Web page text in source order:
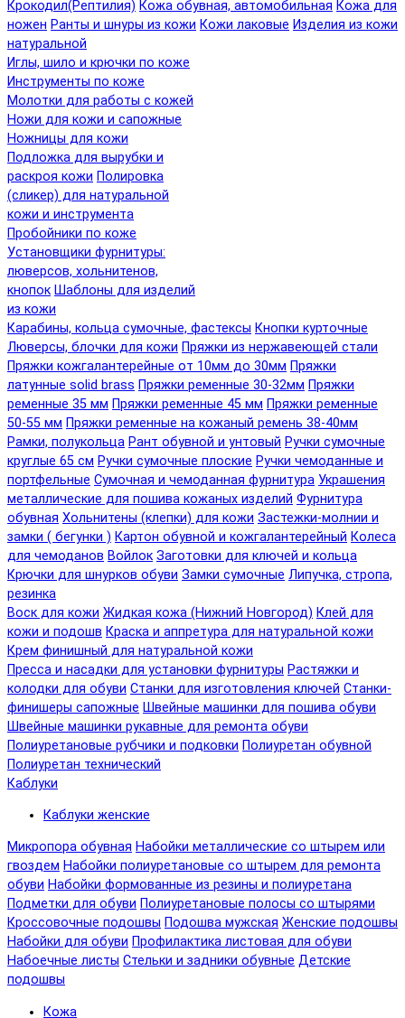
Крокодил(Рептилия) Кожа обувная, автомобильная Кожа для
ножен Ранты и шнуры из кожи Кожи лаковые Изделия из кожи
натуральной
Иглы, шило и крючки по коже
Инструменты по коже
Молотки для работы с кожей
Ножи для кожи и сапожные
Ножницы для кожи
Подложка для вырубки и
раскроя кожи Полировка
(сликер) для натуральной
кожи и инструмента
Пробойники по коже
Установщики фурнитуры:
люверсов, хольнитенов,
кнопок Шаблоны для изделий
из кожи
Карабины, кольца сумочные, фастексы Кнопки курточные
Люверсы, блочки для кожи Пряжки из нержавеющей стали
Пряжки кожгалантерейные от 10мм до 30мм Пряжки
латунные solid brass Пряжки ременные 30-32мм Пряжки
ременные 35 мм Пряжки ременные 45 мм Пряжки ременные
50-55 мм Пряжки ременные на кожаный ремень 38-40мм
Рамки, полукольца Рант обувной и унтовый Ручки сумочные
круглые 65 см Ручки сумочные плоские Ручки чемоданные и
портфельные Сумочная и чемоданная фурнитура Украшения
металлические для пошива кожаных изделий Фурнитура
обувная Хольнитены (клепки) для кожи Застежки-молнии и
замки ( бегунки ) Картон обувной и кожгалантерейный Колеса
для чемоданов Войлок Заготовки для ключей и кольца
Крючки для шнурков обуви Замки сумочные Липучка, стропа,
резинка
Воск для кожи Жидкая кожа (Нижний Новгород) Клей для
кожи и подошв Краска и аппретура для натуральной кожи
Крем финишный для натуральной кожи
Пресса и насадки для установки фурнитуры Растяжки и
колодки для обуви Станки для изготовления ключей Станки-
финишеры сапожные Швейные машинки для пошива обуви
Швейные машинки рукавные для ремонта обуви
Полиуретановые рубчики и подковки Полиуретан обувной
Полиуретан технический
Каблуки
Каблуки женские
Микропора обувная Набойки металлические со штырем или
гвоздем Набойки полиуретановые со штырем для ремонта
обуви Набойки формованные из резины и полиуретана
Подметки для обуви Полиуретановые полосы со штырями
Кроссовочные подошвы Подошва мужская Женские подошвы
Набойки для обуви Профилактика листовая для обуви
Набоечные листы Стельки и задники обувные Детские
подошвы
Кожа